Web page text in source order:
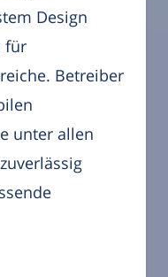
Design
für
Betreiber
unter allen